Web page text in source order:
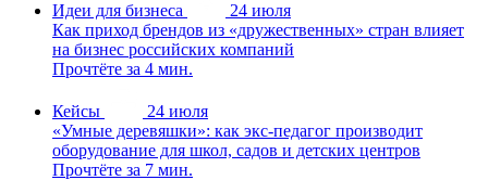
Идеи для бизнеса
24 июля
Как приход брендов из «дружественных» стран влияет
на бизнес российских компаний
Прочтёте за 4 мин.
Кейсы
24 июля
«Умные деревяшки»: как экс-педагог производит
оборудование для школ, садов и детских центров
Прочтёте за 7 мин.